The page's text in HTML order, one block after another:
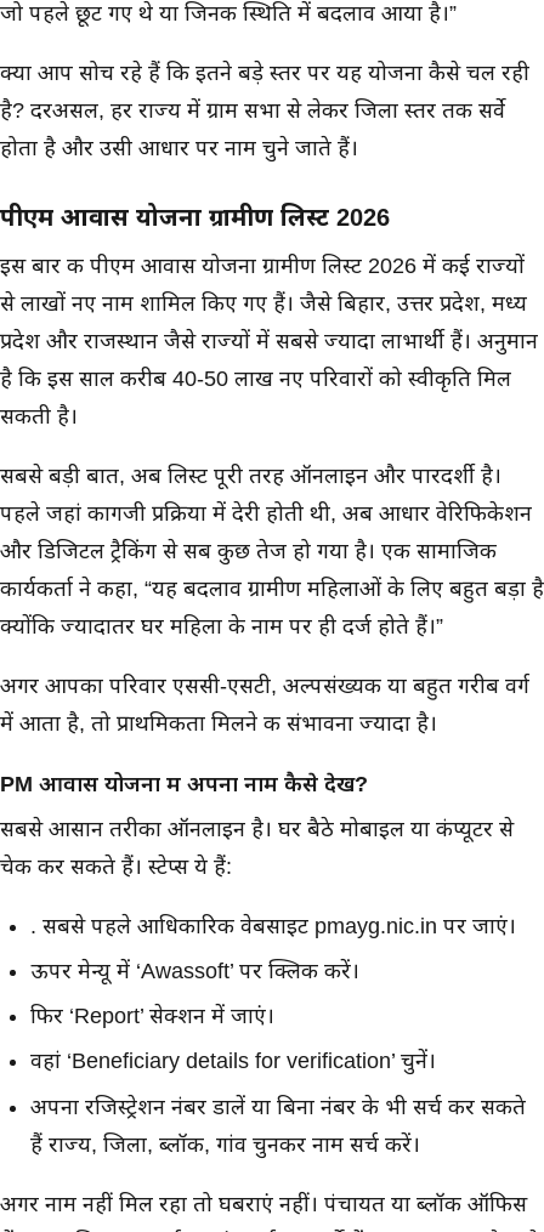
जो पहले छूट गए थे या जिनकी स्थिति में बदलाव आया है।”
क्या आप सोच रहे हैं कि इतने बड़े स्तर पर यह योजना कैसे चल रही
है? दरअसल, हर राज्य में ग्राम सभा से लेकर जिला स्तर तक सर्वे
होता है और उसी आधार पर नाम चुने जाते हैं।
पीएम आवास योजना ग्रामीण लिस्ट 2026
इस बार की पीएम आवास योजना ग्रामीण लिस्ट 2026 में कई राज्यों
से लाखों नए नाम शामिल किए गए हैं। जैसे बिहार, उत्तर प्रदेश, मध्य
प्रदेश और राजस्थान जैसे राज्यों में सबसे ज्यादा लाभार्थी हैं। अनुमान
है कि इस साल करीब 40-50 लाख नए परिवारों को स्वीकृति मिल
सकती है।
सबसे बड़ी बात, अब लिस्ट पूरी तरह ऑनलाइन और पारदर्शी है।
पहले जहां कागजी प्रक्रिया में देरी होती थी, अब आधार वेरिफिकेशन
और डिजिटल ट्रैकिंग से सब कुछ तेज हो गया है। एक सामाजिक
कार्यकर्ता ने कहा, “यह बदलाव ग्रामीण महिलाओं के लिए बहुत बड़ा है
क्योंकि ज्यादातर घर महिला के नाम पर ही दर्ज होते हैं।”
अगर आपका परिवार एससी-एसटी, अल्पसंख्यक या बहुत गरीब वर्ग
में आता है, तो प्राथमिकता मिलने की संभावना ज्यादा है।
PM आवास योजना में अपना नाम कैसे देखें?
सबसे आसान तरीका ऑनलाइन है। घर बैठे मोबाइल या कंप्यूटर से
चेक कर सकते हैं। स्टेप्स ये हैं:
. सबसे पहले आधिकारिक वेबसाइट pmayg.nic.in पर जाएं।
ऊपर मेन्यू में ‘Awassoft’ पर क्लिक करें।
फिर ‘Report’ सेक्शन में जाएं।
वहां ‘Beneficiary details for verification’ चुनें।
अपना रजिस्ट्रेशन नंबर डालें या बिना नंबर के भी सर्च कर सकते
हैं राज्य, जिला, ब्लॉक, गांव चुनकर नाम सर्च करें।
अगर नाम नहीं मिल रहा तो घबराएं नहीं। पंचायत या ब्लॉक ऑफिस